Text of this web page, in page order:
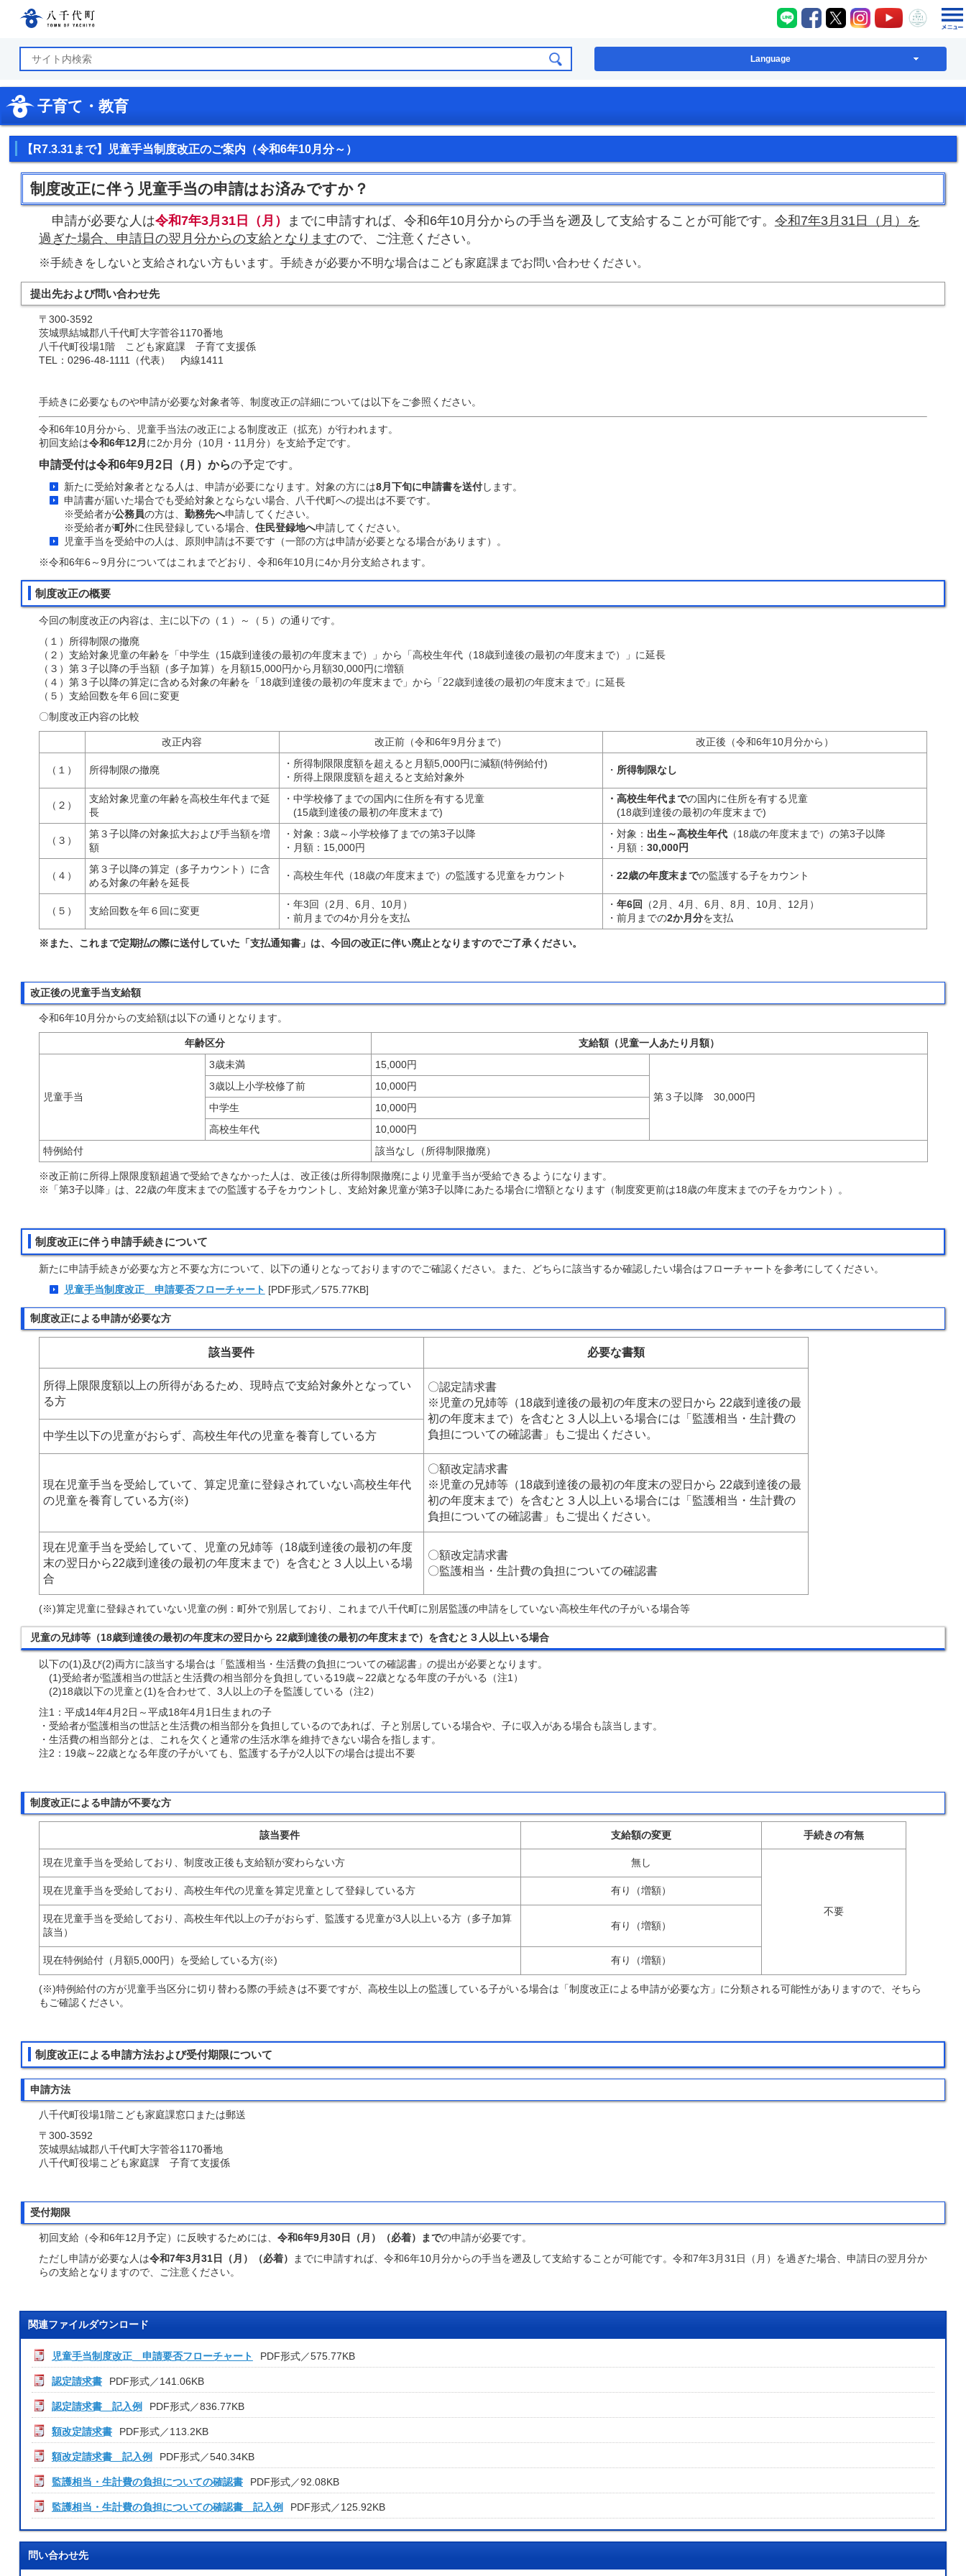
八千代町LINE
八千代町Facebook
八千代町X八千代町Instagram
八千代町八千代
Language
子育て・教育
【R7.3.31まで】児童手当制度改正のご案内（令和6年10月分～）
制度改正に伴う児童手当の申請はお済みですか？
申請が必要な人は令和7年3月31日（月） までに申請すれば、令和6年10月分からの手当を遡及して支給することが可能です。 令和7年3月31日（月）を
過ぎた場合、申請日の翌月分からの支給となりますので、ご注意ください。
※手続きをしないと支給されない方もいます。手続きが必要か不明な場合はこども家庭課までお問い合わせください。
提出先および問い合わせ先
〒300-3592
茨城県結城郡八千代町大字菅谷1170番地
八千代町役場1階 こども家庭課 子育て支援係
TEL：0296-48-1111（代表） 内線1411
手続きに必要なものや申請が必要な対象者等、制度改正の詳細については以下をご参照ください。
令和6年10月分から、児童手当法の改正による制度改正（拡充）が行われます。
初回支給は令和6年12月 に2か月分（10月・11月分）を支給予定です。
申請受付は令和6年9月2日（月）からの予定です。
新たに受給対象者となる人は、申請が必要になります。対象の方には8月下旬に申請書を送付します。
申請書が届いた場合でも受給対象とならない場合、八千代町への提出は不要です。
※受給者が公務員の方は、 勤務先へ申請してください。
※受給者が町外に住民登録している場合、 住民登録地へ申請してください。
児童手当を受給中の人は、原則申請は不要です（一部の方は申請が必要となる場合があります）。
※令和6年6～9月分についてはこれまでどおり、令和6年10月に4か月分支給されます。
制度改正の概要
今回の制度改正の内容は、主に以下の（１）～（５）の通りです。
（１）所得制限の撤廃
（２）支給対象児童の年齢を「中学生（15歳到達後の最初の年度末まで）」から「高校生年代（18歳到達後の最初の年度末まで）」に延長
（３）第３子以降の手当額（多子加算）を月額15,000円から月額30,000円に増額
（４）第３子以降の算定に含める対象の年齢を「18歳到達後の最初の年度末まで」から「22歳到達後の最初の年度末まで」に延長
（５）支給回数を年６回に変更
〇制度改正内容の比較
改正内容 改正前（令和6年9月分まで） 改正後（令和6年10月分から）
（１） 所得制限の撤廃
・所得制限限度額を超えると月額5,000円に減額(特例給付)
・所得上限限度額を超えると支給対象外
・ 所得制限なし
（２）
支給対象児童の年齢を高校生年代まで延
長
・中学校修了までの国内に住所を有する児童
(15歳到達後の最初の年度末まで)
・高校生年代までの国内に住所を有する児童
(18歳到達後の最初の年度末まで)
（３）
第３子以降の対象拡大および手当額を増
額
・対象：3歳～小学校修了までの第3子以降
・月額：15,000円
・対象： 出生～高校生年代（18歳の年度末まで）の第3子以降
・月額： 30,000円
（４）
第３子以降の算定（多子カウント）に含
める対象の年齢を延長
・高校生年代（18歳の年度末まで）の監護する児童をカウント ・ 22歳の年度末までの監護する子をカウント
（５） 支給回数を年６回に変更
・年3回（2月、6月、10月）
・前月までの4か月分を支払
・ 年6回
（2月、4月、6月、8月、10月、12月）
・前月までの2か月分を支払
※また、これまで定期払の際に送付していた「支払通知書」は、今回の改正に伴い廃止となりますのでご了承ください。
改正後の児童手当支給額
令和6年10月分からの支給額は以下の通りとなります。
年齢区分 支給額（児童一人あたり月額）
児童手当
3歳未満 15,000円
第３子以降 30,000円
3歳以上小学校修了前
10,000円
中学生
10,000円
高校生年代
10,000円
特例給付
該当なし（所得制限撤廃）
※改正前に所得上限限度額超過で受給できなかった人は、改正後は所得制限撤廃により児童手当が受給できるようになります。
※「第3子以降」は、22歳の年度末までの監護する子をカウントし、支給対象児童が第3子以降にあたる場合に増額となります（制度変更前は18歳の年度末までの子をカウント）。
制度改正に伴う申請手続きについて
新たに申請手続きが必要な方と不要な方について、以下の通りとなっておりますのでご確認ください。また、どちらに該当するか確認したい場合はフローチャートを参考にしてください。
児童手当制度改正 申請要否フローチャート [PDF形式／575.77KB]
制度改正による申請が必要な方
該当要件 必要な書類
所得上限限度額以上の所得があるため、現時点で支給対象外となってい
る方
〇認定請求書
※児童の兄姉等（18歳到達後の最初の年度末の翌日から 22歳到達後の最
初の年度末まで）を含むと３人以上いる場合には「監護相当・生計費の
負担についての確認書」もご提出ください。
中学生以下の児童がおらず、高校生年代の児童を養育している方
現在児童手当を受給していて、算定児童に登録されていない高校生年代
の児童を養育している方(※)
〇額改定請求書
※児童の兄姉等（18歳到達後の最初の年度末の翌日から 22歳到達後の最
初の年度末まで）を含むと３人以上いる場合には「監護相当・生計費の
負担についての確認書」もご提出ください。
現在児童手当を受給していて、児童の兄姉等（18歳到達後の最初の年度
末の翌日から22歳到達後の最初の年度末まで）を含むと３人以上いる場
合
〇額改定請求書
〇監護相当・生計費の負担についての確認書
(※)算定児童に登録されていない児童の例：町外で別居しており、これまで八千代町に別居監護の申請をしていない高校生年代の子がいる場合等
児童の兄姉等（18歳到達後の最初の年度末の翌日から 22歳到達後の最初の年度末まで）を含むと３人以上いる場合
以下の(1)及び(2)両方に該当する場合は「監護相当・生活費の負担についての確認書」の提出が必要となります。
(1)受給者が監護相当の世話と生活費の相当部分を負担している19歳～22歳となる年度の子がいる（注1）
(2)18歳以下の児童と(1)を合わせて、3人以上の子を監護している（注2）
注1：平成14年4月2日～平成18年4月1日生まれの子
・受給者が監護相当の世話と生活費の相当部分を負担しているのであれば、子と別居している場合や、子に収入がある場合も該当します。
・生活費の相当部分とは、これを欠くと通常の生活水準を維持できない場合を指します。​
注2：19歳～22歳となる年度の子がいても、監護する子が2人以下の場合は提出不要
制度改正による申請が不要な方
該当要件 支給額の変更 手続きの有無
現在児童手当を受給しており、制度改正後も支給額が変わらない方 無し
不要
現在児童手当を受給しており、高校生年代の児童を算定児童として登録している方 有り（増額）
現在児童手当を受給しており、高校生年代以上の子がおらず、監護する児童が3人以上いる方（多子加算
該当）
有り（増額）
現在特例給付（月額5,000円）を受給している方(※) 有り（増額）
(※)特例給付の方が児童手当区分に切り替わる際の手続きは不要ですが、高校生以上の監護している子がいる場合は「制度改正による申請が必要な方」に分類される可能性がありますので、そちら
もご確認ください。
制度改正による申請方法および受付期限について
申請方法
八千代町役場1階こども家庭課窓口または郵送
〒300-3592
茨城県結城郡八千代町大字菅谷1170番地
八千代町役場こども家庭課 子育て支援係
受付期限
初回支給（令和6年12月予定）に反映するためには、 令和6年9月30日（月）（必着）までの申請が必要です。
ただし申請が必要な人は令和7年3月31日（月）（必着）
までに申請すれば、令和6年10月分からの手当を遡及して支給することが可能です。令和7年3月31日（月）を過ぎた場合、申請日の翌月分か
らの支給となりますので、ご注意ください。
関連ファイルダウンロード
児童手当制度改正 申請要否フローチャート PDF形式／575.77KB
認定請求書 PDF形式／141.06KB
認定請求書 記入例 PDF形式／836.77KB
額改定請求書 PDF形式／113.2KB
額改定請求書 記入例 PDF形式／540.34KB
監護相当・生計費の負担についての確認書 PDF形式／92.08KB
監護相当・生計費の負担についての確認書 記入例 PDF形式／125.92KB
問い合わせ先